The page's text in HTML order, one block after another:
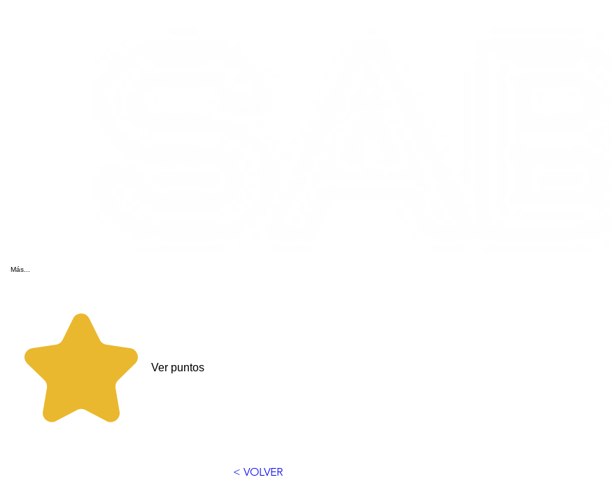
Más...
Ver puntos
< VOLVER